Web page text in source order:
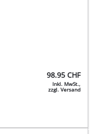
98.95 CHF
Inkl. MwSt.,
zzgl. Versand